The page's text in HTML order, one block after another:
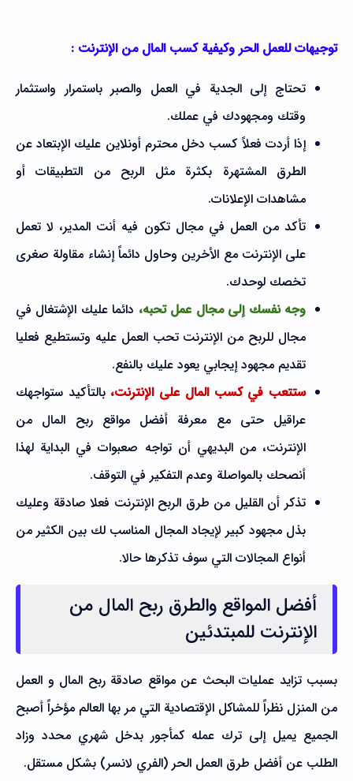
توجيهات للعمل الحر وكيفية كسب المال من الإنترنت :
تحتاج إلى الجدية في العمل والصبر باستمرار واستثمار
وقتك ومجهودك في عملك.
إذا أردت فعلاً كسب دخل محترم أونلاين عليك الإبتعاد عن
الطرق المشتهرة بكثرة مثل الربح من التطبيقات أو
مشاهدات الإعلانات.
تأكد من العمل في مجال تكون فيه أنت المدير، لا تعمل
على الإنترنت مع الأخرين وحاول دائماً إنشاء مقاولة صغرى
تخصك لوحدك.
وجه نفسك إلى مجال عمل تحبه، دائما عليك الإشتغال في
مجال للربح من الإنترنت تحب العمل عليه وتستطيع فعليا
تقديم مجهود إيجابي يعود عليك بالنفع.
ستتعب في كسب المال على الإنترنت، بالتأكيد ستواجهك
عراقيل حتى مع معرفة أفضل مواقع ربح المال من
الإنترنت، من البديهي أن تواجه صعبوات في البداية لهذا
أنصحك بالمواصلة وعدم التفكير في التوقف.
تذكر أن القليل من طرق الربح الإنترنت فعلا صادقة وعليك
بذل مجهود كبير لإيجاد المجال المناسب لك بين الكثير من
أنواع المجالات التي سوف تذكرها حالا.
أفضل المواقع والطرق ربح المال من
الإنترنت للمبتدئين
بسبب تزايد عمليات البحث عن مواقع صادقة ربح المال و العمل
من المنزل نظراً للمشاكل الإقتصادية التي مر بها العالم مؤخراً أصبح
الجميع يميل إلى ترك عمله كمأجور بدخل شهري محدد وزاد
الطلب عن أفضل طرق العمل الحر (الفري لانسر) بشكل مستقل.